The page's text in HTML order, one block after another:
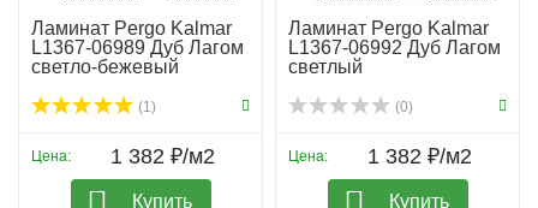
Ламинат Pergo Kalmar
L1367-06989 Дуб Лагом
светло-бежевый
(1)
Цена: 1 382 ₽/м2
Купить
Ламинат Pergo Kalmar
L1367-06992 Дуб Лагом
светлый
(0)
Цена: 1 382 ₽/м2
Купить